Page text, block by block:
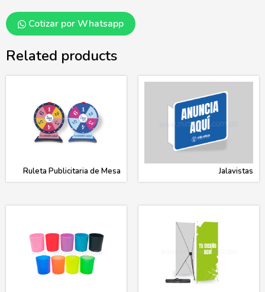
Cotizar por Whatsapp
Related products
Ruleta Publicitaria de Mesa Jalavistas